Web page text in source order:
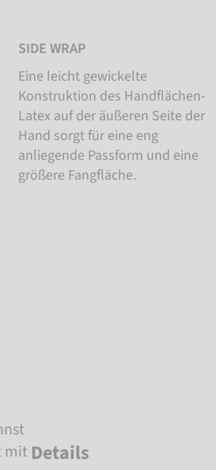
SIDE WRAP
Eine leicht gewickelte
Konstruktion des Handflächen-
Latex auf der äußeren Seite der
Hand sorgt für eine eng
anliegende Passform und eine
größere Fangfläche.
mit Details